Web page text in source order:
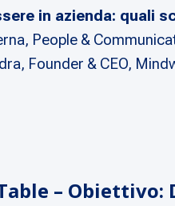
in azienda: quali
, People &
, Founder & CEO,
– Obiettivo: